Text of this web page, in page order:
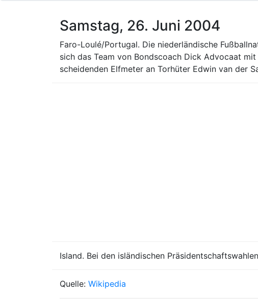
Samstag, 26. Juni 2004
Faro-Loulé/Portugal. Die niederländische
sich das Team von Bondscoach Dick Advocaat
scheidenden Elfmeter an Torhüter Edwin van der
Island. Bei den isländischen
Quelle: Wikipedia